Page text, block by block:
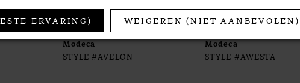
Modeca
STYLE #AVELON
Modeca
STYLE #AWESTA
ERVARING) WEIGEREN (NIET AANBEVOLEN)